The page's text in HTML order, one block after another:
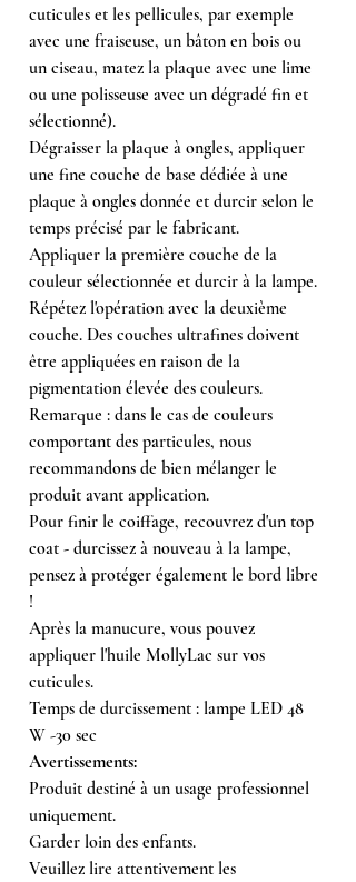
cuticules et les pellicules, par exemple
avec une fraiseuse, un bâton en bois ou
un ciseau, matez la plaque avec une lime
ou une polisseuse avec un dégradé fin et
sélectionné).
Dégraisser la plaque à ongles, appliquer
une fine couche de base dédiée à une
plaque à ongles donnée et durcir selon le
temps précisé par le fabricant.
Appliquer la première couche de la
couleur sélectionnée et durcir à la lampe.
Répétez l'opération avec la deuxième
couche. Des couches ultrafines doivent
être appliquées en raison de la
pigmentation élevée des couleurs.
Remarque : dans le cas de couleurs
comportant des particules, nous
recommandons de bien mélanger le
produit avant application.
Pour finir le coiffage, recouvrez d'un top
coat - durcissez à nouveau à la lampe,
pensez à protéger également le bord libre
!
Après la manucure, vous pouvez
appliquer l'huile MollyLac sur vos
cuticules.
Temps de durcissement : lampe LED 48
W -30 sec
Avertissements:
Produit destiné à un usage professionnel
uniquement.
Garder loin des enfants.
Veuillez lire attentivement les